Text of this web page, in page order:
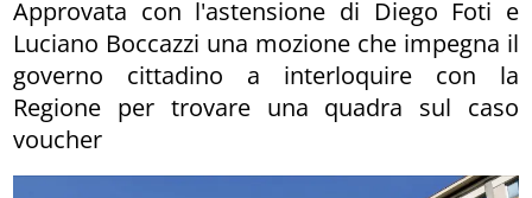
Approvata con l'astensione di Diego Foti e
Luciano Boccazzi una mozione che impegna il
governo cittadino a interloquire con la
Regione per trovare una quadra sul caso
voucher